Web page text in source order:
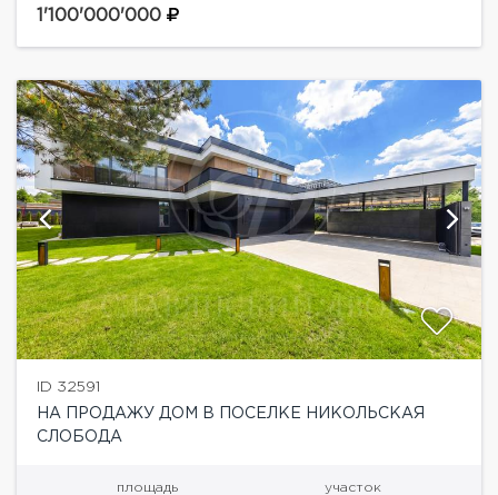
всех элитных поселков Новорижского шоссе.
1'100'000'000
ID 32591
НА ПРОДАЖУ ДОМ В ПОСЕЛКЕ НИКОЛЬСКАЯ
СЛОБОДА
площадь участок